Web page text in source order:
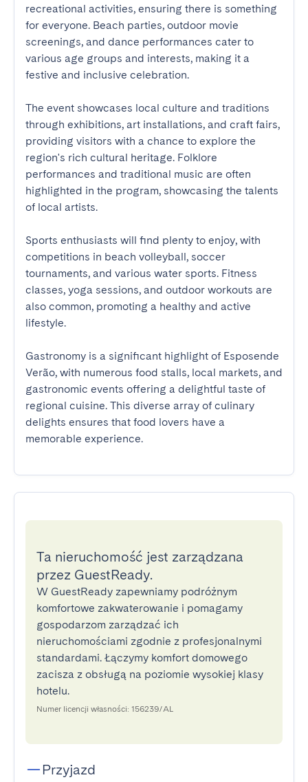
recreational activities, ensuring there is something
for everyone. Beach parties, outdoor movie
screenings, and dance performances cater to
various age groups and interests, making it a
festive and inclusive celebration.
The event showcases local culture and traditions
through exhibitions, art installations, and craft fairs,
providing visitors with a chance to explore the
region's rich cultural heritage. Folklore
performances and traditional music are often
highlighted in the program, showcasing the talents
of local artists.
Sports enthusiasts will find plenty to enjoy, with
competitions in beach volleyball, soccer
tournaments, and various water sports. Fitness
classes, yoga sessions, and outdoor workouts are
also common, promoting a healthy and active
lifestyle.
Gastronomy is a significant highlight of Esposende
Verão, with numerous food stalls, local markets, and
gastronomic events offering a delightful taste of
regional cuisine. This diverse array of culinary
delights ensures that food lovers have a
memorable experience.
Ta nieruchomość jest zarządzana
przez GuestReady.
W GuestReady zapewniamy podróżnym
komfortowe zakwaterowanie i pomagamy
gospodarzom zarządzać ich
nieruchomościami zgodnie z profesjonalnymi
standardami. Łączymy komfort domowego
zacisza z obsługą na poziomie wysokiej klasy
hotelu.
Numer licencji własności: 156239/AL
Przyjazd